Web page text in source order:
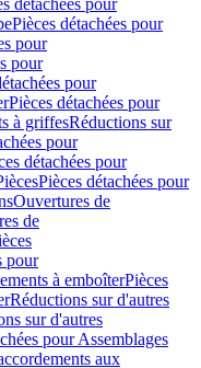
détachées pour
Pièces détachées pour
pour
pour
pour
Pièces détachées pour
à griffesRéductions sur
pour
détachées pour
Pièces détachées pour
Ouvertures de
de
pour
à emboîterPièces
Réductions sur d'autres
sur d'autres
pour Assemblages
aux